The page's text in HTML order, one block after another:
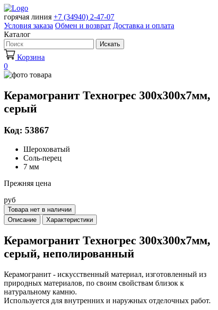
горячая линия +7 (34940) 2-47-07
Условия заказа Обмен и возврат Доставка и оплата
Каталог
Искать
Корзина
0
Керамогранит Техногрес 300х300х7мм,
серый
Код: 53867
Шероховатый
Соль-перец
7 мм
Прежняя цена
руб
Товара нет в наличии
Описание
Характеристики
Керамогранит Техногрес 300х300х7мм,
серый, неполированный
Керамогранит - искусственный материал, изготовленный из
природных материалов, по своим свойствам близок к
натуральному камню.
Используется для внутренних и наружных отделочных работ.